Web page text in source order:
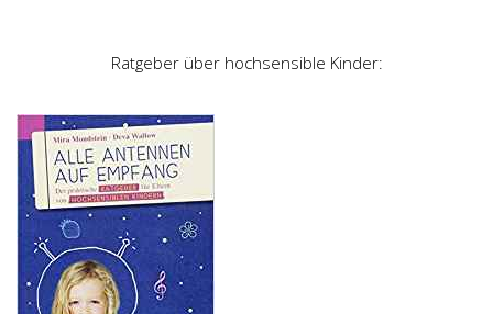
Ratgeber über hochsensible Kinder: